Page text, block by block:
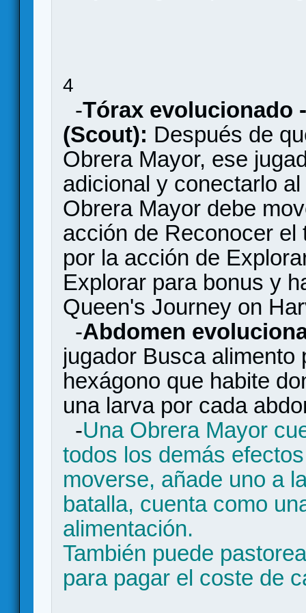
4
-Tórax evolucionado
(Scout): Después de
Obrera Mayor, ese
adicional y conectarlo
Obrera Mayor debe
acción de Reconocer
por la acción de
Explorar para bonus y
Queen's Journey on
-Abdomen
jugador Busca alimento
hexágono que habite
una larva por cada
-Una Obrera Mayor
todos los demás
moverse, añade uno a
batalla, cuenta como
alimentación.
También puede
para pagar el coste de